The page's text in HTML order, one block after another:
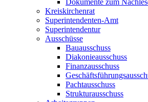
Dokumente zum
Kreiskirchenrat
Superintendenten-Amt
Superintendentur
Ausschüsse
Bauausschuss
Diakonieausschuss
Finanzausschuss
Pachtausschuss
Strukturausschuss